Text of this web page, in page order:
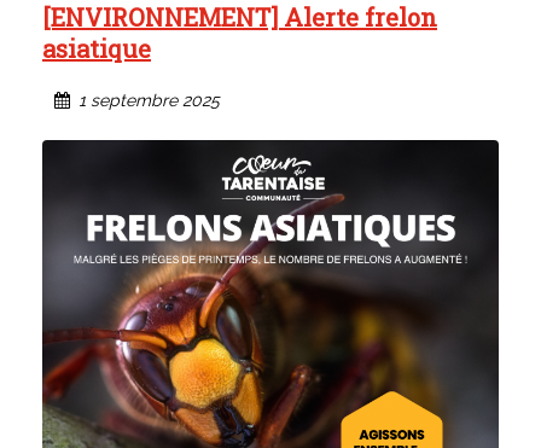
[ENVIRONNEMENT] Alerte frelon
asiatique
1 septembre 2025